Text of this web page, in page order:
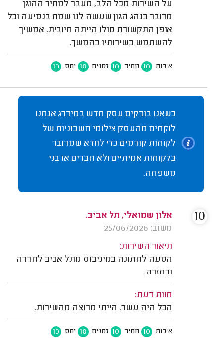
על השירות מכל הלב, מעבר למחיר ההוגן
מדובר בנהג הגון שעשה לנו שמח בנסיעה וכל
אופן התקשורת מולו הייתה חיובית. אמשיך
להשתמש בשירותיו בהמשך.
איכות 10 מחיר 10 זמנים 10 יחס 10
כשאנו בודקים עסק חדש במידרג אנחנו
לוקחים מהעסק צילומי חשבוניות של
לקוחות קודמים כדי לוודא שמדובר
בלקוחות אמיתיים ולא חברים או בני
משפחה.
אלון שמואלי, תל אביב.
משוב: 25/06/2026
תיאור השירות:
הסעה לחתונה במיניבוס מתל אביב לחדרה
ובחזרה.
חוות דעת:
הכל היה עשר. הייתי מרוצה מהשירות.
איכות 10 מחיר 10 זמנים 10 יחס 10
10